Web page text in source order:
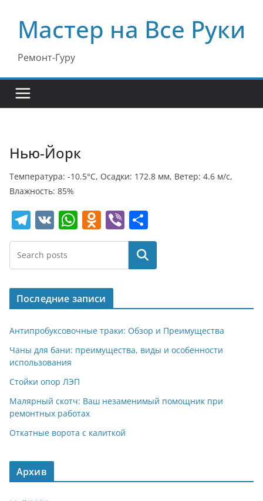
содержимому
Мастер на Все Руки
Ремонт-Гуру
Нью-Йорк
Температура: -10.5°C, Осадки: 172.8 мм, Ветер: 4.6 м/с,
Влажность: 85%
T
el
e
gr
a
m
V
K
W
h
s
A
p
p
O
d
o
kl
a
ss
ni
Vi
b
er
т
п
р
в
и
т
Поиск
Последние записи
Антипробуксовочные траки: Обзор и Преимущества
Чаны для бани: преимущества, виды и особенности
использования
Стойки опор ЛЭП
Малярный скотч: Ваш незаменимый помощник при
ремонтных работах
Откатные ворота с калиткой
Архив